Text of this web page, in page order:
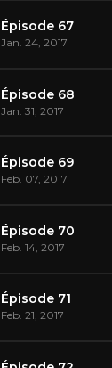
Épisode 67
Jan. 24, 2017
Épisode 68
Jan. 31, 2017
Épisode 69
Feb. 07, 2017
Épisode 70
Feb. 14, 2017
Épisode 71
Feb. 21, 2017